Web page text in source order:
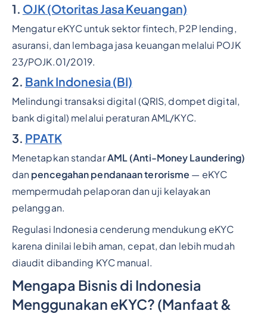
1. OJK (Otoritas Jasa Keuangan)
Mengatur eKYC untuk sektor fintech, P2P lending,
asuransi, dan lembaga jasa keuangan melalui POJK
23/POJK.01/2019.
2. Bank Indonesia (BI)
Melindungi transaksi digital (QRIS, dompet digital,
bank digital) melalui peraturan AML/KYC.
3. PPATK
Menetapkan standarAML (Anti-Money Laundering)
dan pencegahan pendanaan terorisme — eKYC
mempermudah pelaporan dan uji kelayakan
pelanggan.
Regulasi Indonesia cenderung mendukung eKYC
karena dinilai lebih aman, cepat, dan lebih mudah
diaudit dibanding KYC manual.
Mengapa Bisnis di Indonesia
Menggunakan eKYC? (Manfaat &